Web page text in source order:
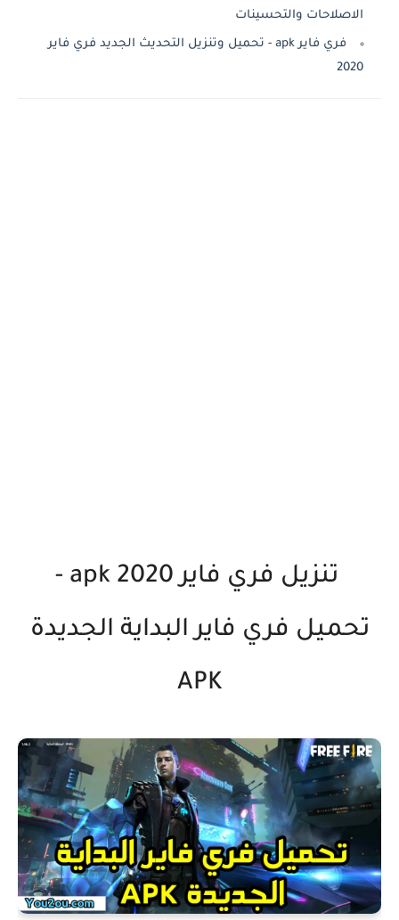
الاصلاحات والتحسينات
فري فاير apk - تحميل وتنزيل التحديث الجديد فري فاير
2020
تنزيل فري فاير 2020 apk -
تحميل فري فاير البداية الجديدة
APK